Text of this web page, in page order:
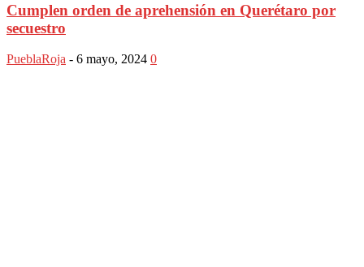
Cumplen orden de aprehensión en Querétaro por
secuestro
PueblaRoja - 6 mayo, 2024 0